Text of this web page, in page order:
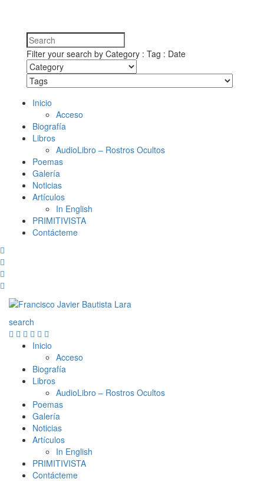
Filter your search by Category : Tag : Date
Inicio
Acceso
Biografía
Libros
AudioLibro – Rostros Ocultos
Poemas
Galería
Noticias
Artículos
In English
PRIMITIVISTA
Contácteme
search
Inicio
Acceso
Biografía
Libros
AudioLibro – Rostros Ocultos
Poemas
Galería
Noticias
Artículos
In English
PRIMITIVISTA
Contácteme